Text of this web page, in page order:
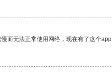
而无法正常使用网络，现在有了这个app